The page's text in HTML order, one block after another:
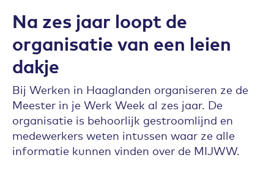
Na zes jaar loopt de
organisatie van een leien
dakje
Bij Werken in Haaglanden organiseren ze de
Meester in je Werk Week al zes jaar. De
organisatie is behoorlijk gestroomlijnd en
medewerkers weten intussen waar ze alle
informatie kunnen vinden over de MIJWW.